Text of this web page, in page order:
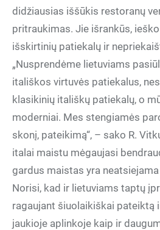
didžiausias iššūkis restoranų
pritraukimas. Jie išrankūs,
išskirtinių patiekalų ir
„Nusprendėme lietuviams
itališkos virtuvės patiekalus,
klasikinių itališkų patiekalų, o
moderniai. Mes stengiamės
skonį, pateikimą“, – sako R.
italai maistu mėgaujasi
gardus maistas yra
Norisi, kad ir lietuviams taptų
ragaujant šiuolaikiškai pateiktą
jaukioje aplinkoje kaip ir